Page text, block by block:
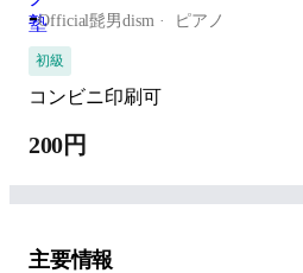
-Official髭男dism ピアノ
初級
コンビニ印刷可
200円
主要情報